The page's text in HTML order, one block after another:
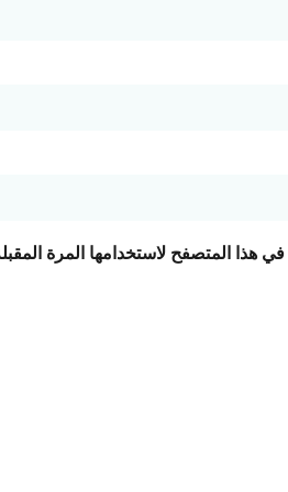
هذا المتصفح لاستخدامها المرة